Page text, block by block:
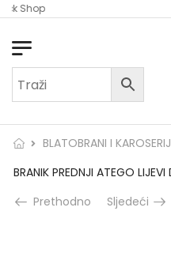
Shop
BLATOBRANI I
BRANIK PREDNJI ATEGO LIJEVI
Prethodno
Sljedeći